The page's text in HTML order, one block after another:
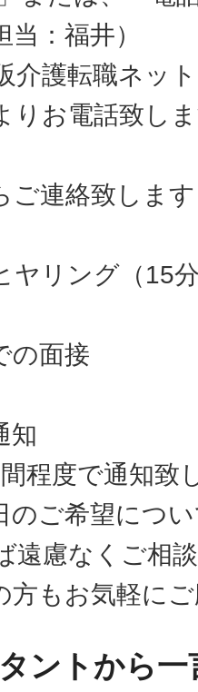
：福井）
介護転職ネッ
りお電話致し
ご連絡致します
ヤリング（15
の面接
知
程度で通知致
ご希望につ
遠慮なくご相
方もお気軽に
ントから一